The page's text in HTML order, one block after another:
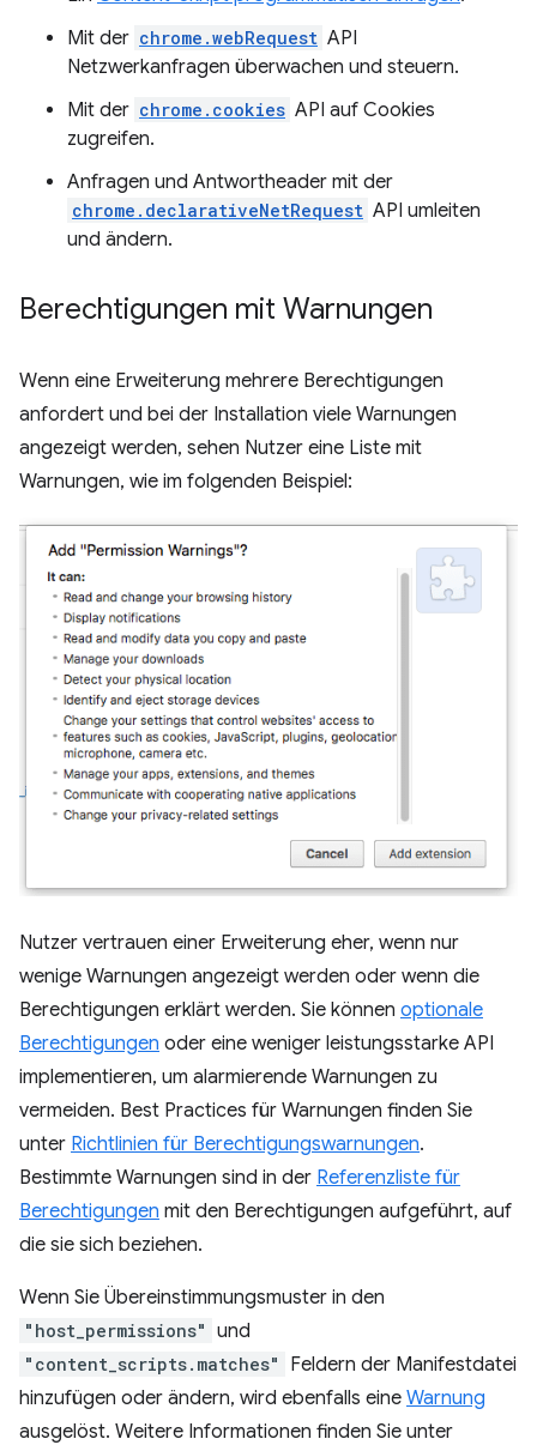
Mit der chrome.webRequest API
Netzwerkanfragen überwachen und steuern.
Mit der chrome.cookies API auf Cookies
zugreifen.
Anfragen und Antwortheader mit der
chrome.declarativeNetRequest API umleiten
und ändern.
Berechtigungen mit Warnungen
Wenn eine Erweiterung mehrere Berechtigungen
anfordert und bei der Installation viele Warnungen
angezeigt werden, sehen Nutzer eine Liste mit
Warnungen, wie im folgenden Beispiel:
Nutzer vertrauen einer Erweiterung eher, wenn nur
wenige Warnungen angezeigt werden oder wenn die
Berechtigungen erklärt werden. Sie können optionale
Berechtigungen oder eine weniger leistungsstarke API
implementieren, um alarmierende Warnungen zu
vermeiden. Best Practices für Warnungen finden Sie
unter Richtlinien für Berechtigungswarnungen.
Bestimmte Warnungen sind in der Referenzliste für
Berechtigungen mit den Berechtigungen aufgeführt, auf
die sie sich beziehen.
Wenn Sie Übereinstimmungsmuster in den
"host_permissions" und
"content_scripts.matches"
Feldern der Manifestdatei
hinzufügen oder ändern, wird ebenfalls eine Warnung
ausgelöst. Weitere Informationen finden Sie unter